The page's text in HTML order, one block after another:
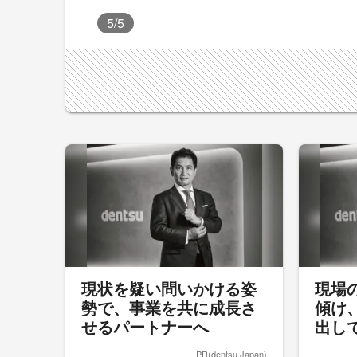
5/5
現状を疑い問いかける姿
勢で、事業を共に成長さ
せるパートナーへ
PR(dentsu Japan)
現場
傾け
出し